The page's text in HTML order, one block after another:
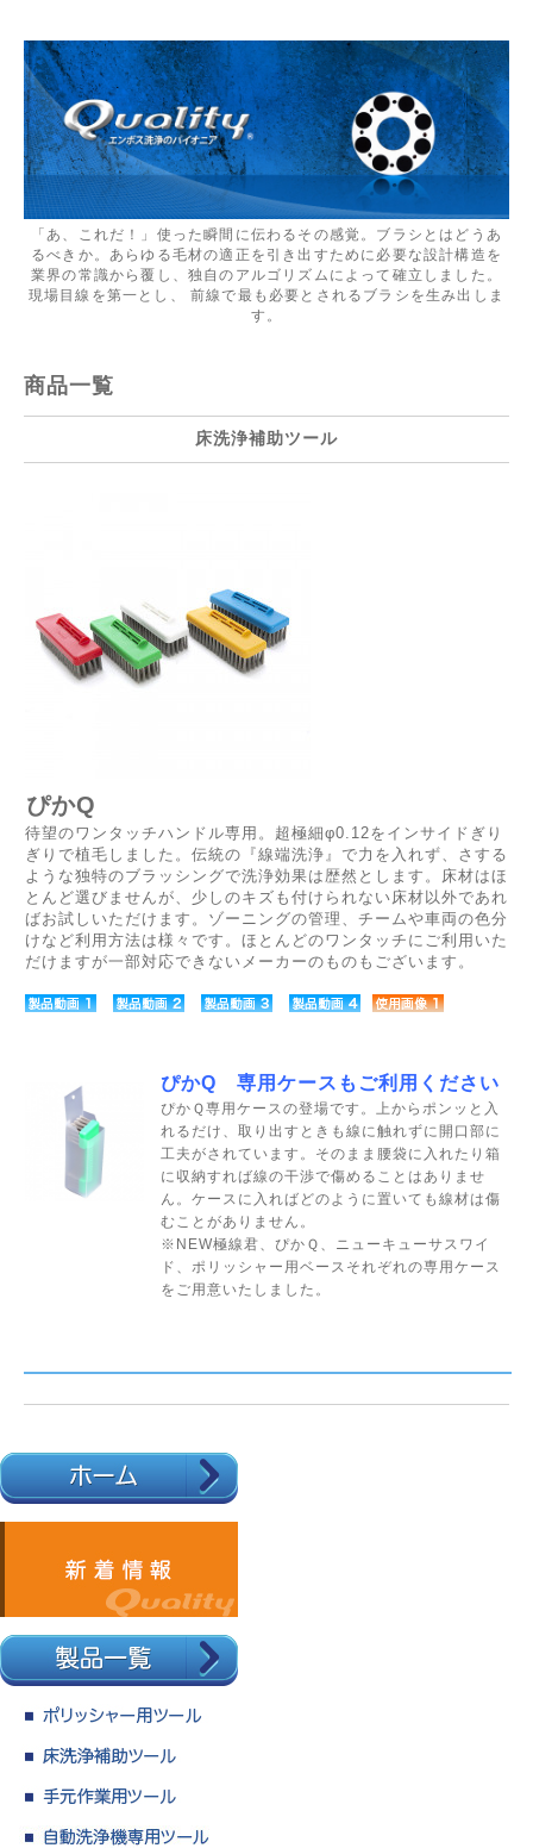
「あ、これだ！」使った瞬間に伝わるその感覚。ブラシとはどうあ
るべきか。あらゆる毛材の適正を引き出すために必要な設計構造を
業界の常識から覆し、独自のアルゴリズムによって確立しました。
現場目線を第一とし、 前線で最も必要とされるブラシを生み出しま
す。
商品一覧
床洗浄補助ツール
ぴかQ
待望のワンタッチハンドル専用。超極細φ0.12をインサイドぎり
ぎりで植毛しました。伝統の『線端洗浄』で力を入れず、さする
ような独特のブラッシングで洗浄効果は歴然とします。床材はほ
とんど選びませんが、少しのキズも付けられない床材以外であれ
ばお試しいただけます。ゾーニングの管理、チームや車両の色分
けなど利用方法は様々です。ほとんどのワンタッチにご利用いた
だけますが一部対応できないメーカーのものもございます。
ぴかQ 専用ケースもご利用ください
ぴかＱ専用ケースの登場です。上からポンッと入
れるだけ、取り出すときも線に触れずに開口部に
工夫がされています。そのまま腰袋に入れたり箱
に収納すれば線の干渉で傷めることはありませ
ん。ケースに入ればどのように置いても線材は傷
むことがありません。
※NEW極線君、ぴかＱ、ニューキューサスワイ
ド、ポリッシャー用ベースそれぞれの専用ケース
をご用意いたしました。